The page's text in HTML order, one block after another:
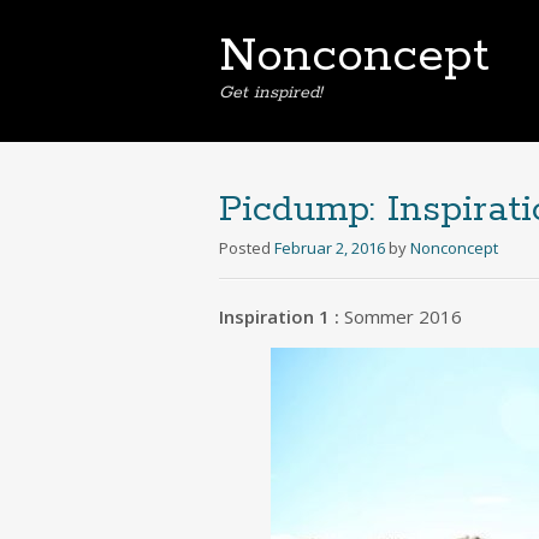
Nonconcept
Get inspired!
Picdump:
Posted Februar 2, 2016 byNonconcept
Inspiration 1 : Sommer 2016